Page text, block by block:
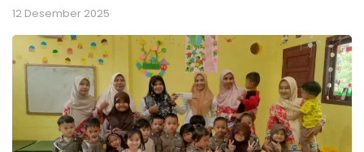
12 Desember 2025